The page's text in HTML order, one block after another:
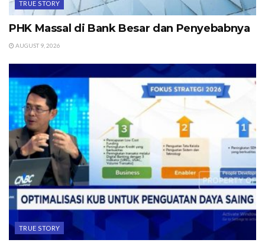
TRUE STORY
PHK Massal di Bank Besar dan Penyebabnya
AUGUST 9, 2026
TRUE STORY